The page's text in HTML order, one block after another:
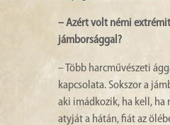
– Azért volt némi
jámborsággal?
– Több harcművészeti
kapcsolata. Sokszor a
aki imádkozik, ha kell, ha
atyját a hátán, fiát az